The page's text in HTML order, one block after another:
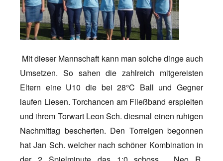
Mit dieser Mannschaft kann man solche dinge auch
Umsetzen. So sahen die zahlreich mitgereisten
Eltern eine U10 die bei 28°C Ball und Gegner
laufen Liesen. Torchancen am Fließband erspielten
und ihrem Torwart Leon Sch. diesmal einen ruhigen
Nachmittag bescherten. Den Torreigen begonnen
hat Jan Sch. welcher nach schöner Kombination in